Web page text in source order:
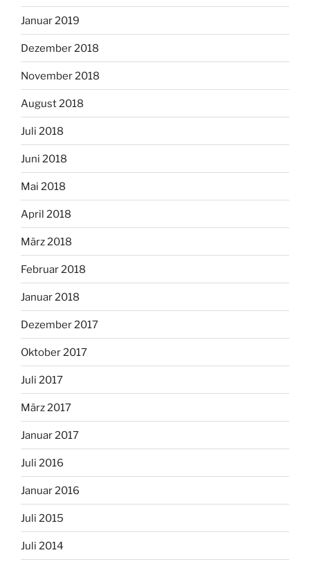
Januar 2019
Dezember 2018
November 2018
August 2018
Juli 2018
Juni 2018
Mai 2018
April 2018
März 2018
Februar 2018
Januar 2018
Dezember 2017
Oktober 2017
Juli 2017
März 2017
Januar 2017
Juli 2016
Januar 2016
Juli 2015
Juli 2014